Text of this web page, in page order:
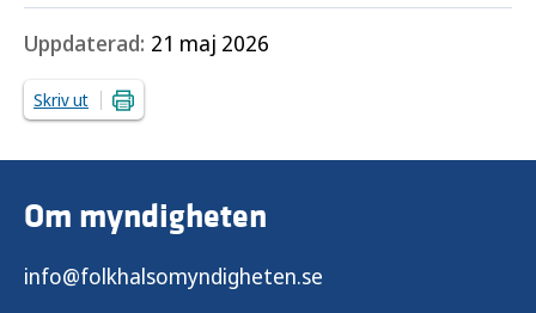
Uppdaterad: 21 maj 2026
Skriv ut
Om myndigheten
info@folkhalsomyndigheten.se